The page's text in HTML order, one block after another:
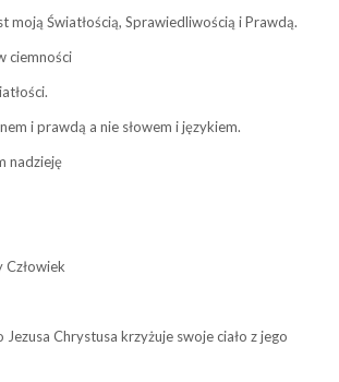
moją Światłością, Sprawiedliwością i Prawdą.
ciemności
i prawdą a nie słowem i językiem.
nadzieję
Człowiek
Jezusa Chrystusa krzyżuje swoje ciało z jego